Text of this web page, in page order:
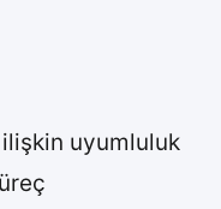
uyumluluk